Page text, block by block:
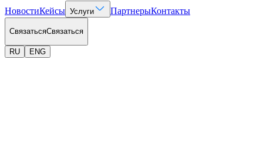
НовостиКейсы Услуги ПартнерыКонтакты
СвязатьсяСвязаться
RU ENG